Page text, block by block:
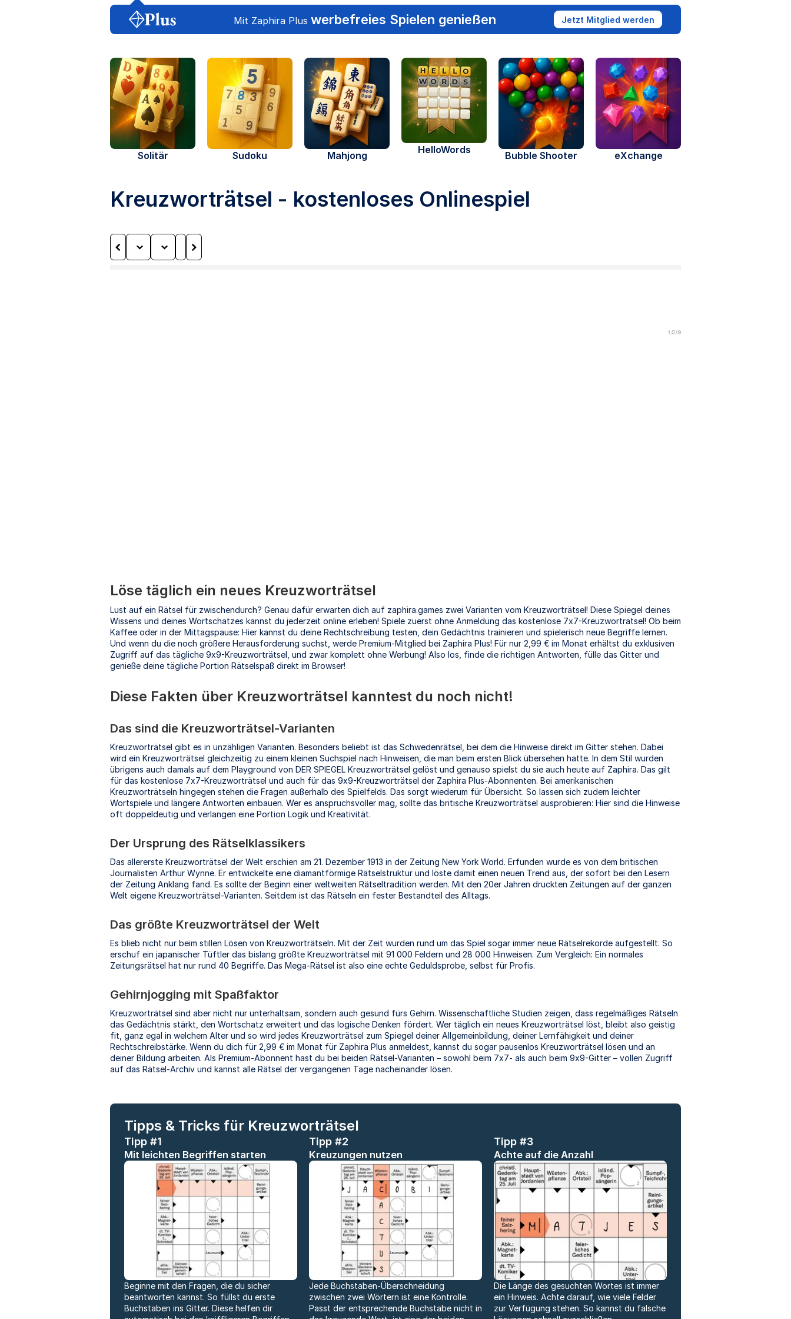
Mit Zaphira Pluswerbefreies Spielen genießen Jetzt Mitglied werden
Solitär Sudoku Mahjong HelloWords Bubble Shooter eXchange
Kreuzworträtsel - kostenloses Onlinespiel
Löse täglich ein neues Kreuzworträtsel
Lust auf ein Rätsel für zwischendurch? Genau dafür erwarten dich auf zaphira.games zwei Varianten vom Kreuzworträtsel! Diese Spiegel deines
Wissens und deines Wortschatzes kannst du jederzeit online erleben! Spiele zuerst ohne Anmeldung das kostenlose 7x7-Kreuzworträtsel! Ob beim
Kaffee oder in der Mittagspause: Hier kannst du deine Rechtschreibung testen, dein Gedächtnis trainieren und spielerisch neue Begriffe lernen.
Und wenn du die noch größere Herausforderung suchst, werde Premium-Mitglied bei Zaphira Plus! Für nur 2,99 € im Monat erhältst du exklusiven
Zugriff auf das tägliche 9x9-Kreuzworträtsel, und zwar komplett ohne Werbung! Also los, finde die richtigen Antworten, fülle das Gitter und
genieße deine tägliche Portion Rätselspaß direkt im Browser!
Diese Fakten über Kreuzworträtsel kanntest du noch nicht!
Das sind die Kreuzworträtsel-Varianten
Kreuzworträtsel gibt es in unzähligen Varianten. Besonders beliebt ist das Schwedenrätsel, bei dem die Hinweise direkt im Gitter stehen. Dabei
wird ein Kreuzworträtsel gleichzeitig zu einem kleinen Suchspiel nach Hinweisen, die man beim ersten Blick übersehen hatte. In dem Stil wurden
übrigens auch damals auf dem Playground von DER SPIEGEL Kreuzworträtsel gelöst und genauso spielst du sie auch heute auf Zaphira. Das gilt
für das kostenlose 7x7-Kreuzworträtsel und auch für das 9x9-Kreuzworträtsel der Zaphira Plus-Abonnenten. Bei amerikanischen
Kreuzworträtseln hingegen stehen die Fragen außerhalb des Spielfelds. Das sorgt wiederum für Übersicht. So lassen sich zudem leichter
Wortspiele und längere Antworten einbauen. Wer es anspruchsvoller mag, sollte das britische Kreuzworträtsel ausprobieren: Hier sind die Hinweise
oft doppeldeutig und verlangen eine Portion Logik und Kreativität.
Der Ursprung des Rätselklassikers
Das allererste Kreuzworträtsel der Welt erschien am 21. Dezember 1913 in der Zeitung New York World. Erfunden wurde es von dem britischen
Journalisten Arthur Wynne. Er entwickelte eine diamantförmige Rätselstruktur und löste damit einen neuen Trend aus, der sofort bei den Lesern
der Zeitung Anklang fand. Es sollte der Beginn einer weltweiten Rätseltradition werden. Mit den 20er Jahren druckten Zeitungen auf der ganzen
Welt eigene Kreuzworträtsel-Varianten. Seitdem ist das Rätseln ein fester Bestandteil des Alltags.
Das größte Kreuzworträtsel der Welt
Es blieb nicht nur beim stillen Lösen von Kreuzworträtseln. Mit der Zeit wurden rund um das Spiel sogar immer neue Rätselrekorde aufgestellt. So
erschuf ein japanischer Tüftler das bislang größte Kreuzworträtsel mit 91 000 Feldern und 28 000 Hinweisen. Zum Vergleich: Ein normales
Zeitungsrätsel hat nur rund 40 Begriffe. Das Mega-Rätsel ist also eine echte Geduldsprobe, selbst für Profis.
Gehirnjogging mit Spaßfaktor
Kreuzworträtsel sind aber nicht nur unterhaltsam, sondern auch gesund fürs Gehirn. Wissenschaftliche Studien zeigen, dass regelmäßiges Rätseln
das Gedächtnis stärkt, den Wortschatz erweitert und das logische Denken fördert. Wer täglich ein neues Kreuzworträtsel löst, bleibt also geistig
fit, ganz egal in welchem Alter und so wird jedes Kreuzworträtsel zum Spiegel deiner Allgemeinbildung, deiner Lernfähigkeit und deiner
Rechtschreibstärke. Wenn du dich für 2,99 € im Monat für Zaphira Plus anmeldest, kannst du sogar pausenlos Kreuzworträtsel lösen und an
deiner Bildung arbeiten. Als Premium-Abonnent hast du bei beiden Rätsel-Varianten – sowohl beim 7x7- als auch beim 9x9-Gitter – vollen Zugriff
auf das Rätsel-Archiv und kannst alle Rätsel der vergangenen Tage nacheinander lösen.
Tipps & Tricks für Kreuzworträtsel
Tipp #1
Mit leichten Begriffen starten
Beginne mit den Fragen, die du sicher
beantworten kannst. So füllst du erste
Buchstaben ins Gitter. Diese helfen dir
Tipp #2
Kreuzungen nutzen
Jede Buchstaben-Überschneidung
zwischen zwei Wörtern ist eine Kontrolle.
Passt der entsprechende Buchstabe nicht in
Tipp #3
Achte auf die Anzahl
Die Länge des gesuchten Wortes ist immer
ein Hinweis. Achte darauf, wie viele Felder
zur Verfügung stehen. So kannst du falsche